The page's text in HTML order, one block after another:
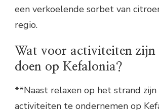
een verkoelende sorbet van
regio.
Wat voor activiteiten zijn
doen op Kefalonia?
**Naast relaxen op het strand
activiteiten te ondernemen op